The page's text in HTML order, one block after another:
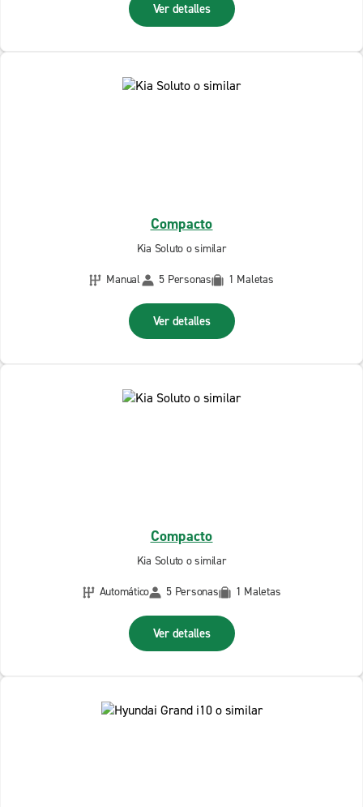
Ver detalles
Compacto
Kia Soluto o similar
Manual
5 Personas 1 Maletas
Ver detalles
Compacto
Kia Soluto o similar
Automático
5 Personas 1 Maletas
Ver detalles